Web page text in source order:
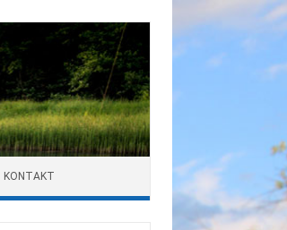
KONTAKT